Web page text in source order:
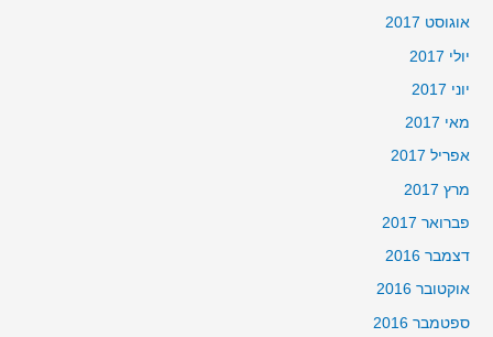
אוגוסט 2017
יולי 2017
יוני 2017
מאי 2017
אפריל 2017
מרץ 2017
פברואר 2017
דצמבר 2016
אוקטובר 2016
ספטמבר 2016